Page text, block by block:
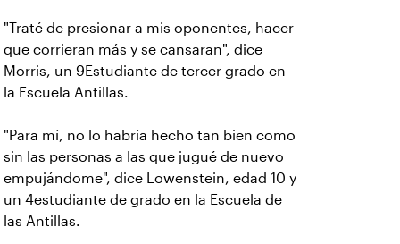
"Traté de presionar a mis oponentes, hacer
que corrieran más y se cansaran", dice
Morris, un 9Estudiante de tercer grado en
la Escuela Antillas.
"Para mí, no lo habría hecho tan bien como
sin las personas a las que jugué de nuevo
empujándome", dice Lowenstein, edad 10 y
un 4estudiante de grado en la Escuela de
las Antillas.